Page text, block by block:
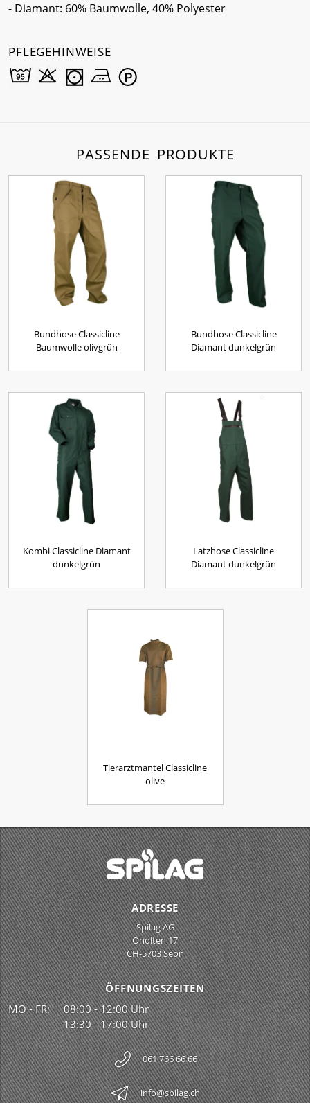
- Diamant: 60% Baumwolle, 40% Polyester
PFLEGEHINWEISE
PASSENDE PRODUKTE
Bundhose Classicline
Baumwolle olivgrün
Bundhose Classicline
Diamant dunkelgrün
Kombi Classicline Diamant
dunkelgrün
Latzhose Classicline
Diamant dunkelgrün
Tierarztmantel Classicline
olive
ADRESSE
Spilag AG
Oholten 17
CH-5703 Seon
ÖFFNUNGSZEITEN
MO - FR:
08:00 - 12:00 Uhr
13:30 - 17:00 Uhr
061 766 66 66
info@spilag.ch